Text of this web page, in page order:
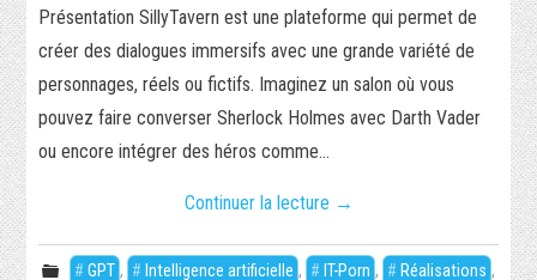
Présentation SillyTavern est une plateforme qui permet de
créer des dialogues immersifs avec une grande variété de
personnages, réels ou fictifs. Imaginez un salon où vous
pouvez faire converser Sherlock Holmes avec Darth Vader
ou encore intégrer des héros comme…
Continuer la lecture →
GPT , Intelligence artificielle , IT-Porn , Réalisations ,